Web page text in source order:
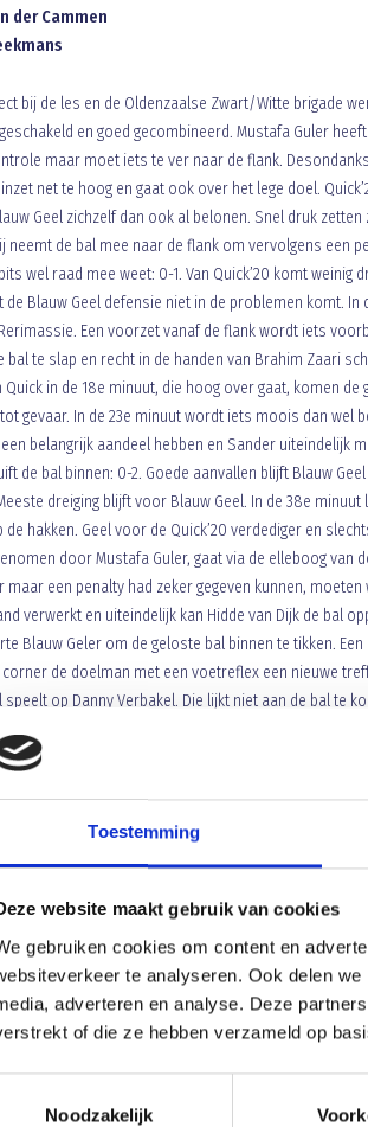
Toestemming
website maakt gebruik van cookies
gebruiken cookies om content en
te analyseren. Ook delen
adverteren en analyse. Deze
of die ze hebben verzameld op
Noodzakelijk
der Cammen
bij de les en de Oldenzaalse Zwart/Witte brigade
en goed gecombineerd. Mustafa Guler
maar moet iets te ver naar de flank.
net te hoog en gaat ook over het lege doel.
Geel zichzelf dan ook al belonen. Snel druk
neemt de bal mee naar de flank om vervolgens een
wel raad mee weet: 0-1. Van Quick’20 komt
de Blauw Geel defensie niet in de problemen komt.
Een voorzet vanaf de flank wordt iets
bal te slap en recht in de handen van Brahim Zaari
in de 18e minuut, die hoog over gaat, komen
gevaar. In de 23e minuut wordt iets moois dan wel
belangrijk aandeel hebben en Sander uiteindelijk
de bal binnen: 0-2. Goede aanvallen blijft Blauw
dreiging blijft voor Blauw Geel. In de 38e
hakken. Geel voor de Quick’20 verdediger en
door Mustafa Guler, gaat via de elleboog
een penalty had zeker gegeven kunnen,
verwerkt en uiteindelijk kan Hidde van Dijk de bal
Blauw Geler om de geloste bal binnen te tikken.
de doelman met een voetreflex een nieuwe
speelt op Danny Verbakel. Die lijkt niet aan de bal te
en Danny jaagt door. De doelman schiet
de geheel vrijstaande Rick Polman. Met een leeg
maar helaas schiet hij de bal naast het